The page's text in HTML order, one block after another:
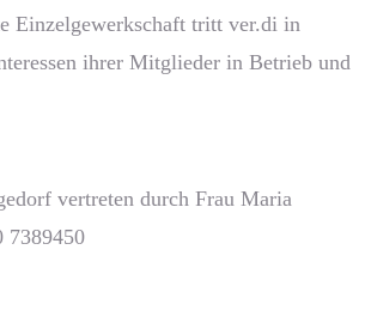
Einzelgewerkschaft tritt ver.di in
ihrer Mitglieder in Betrieb und
vertreten durch Frau Maria
7389450